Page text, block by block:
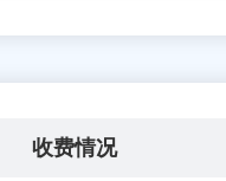
收费情况